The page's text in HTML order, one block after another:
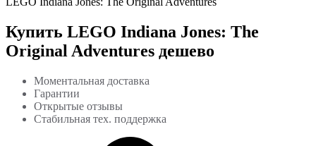
Купить LEGO Indiana Jones: The
Original Adventures дешево
Моментальная доставка
Гарантии
Открытые отзывы
Стабильная тех. поддержка